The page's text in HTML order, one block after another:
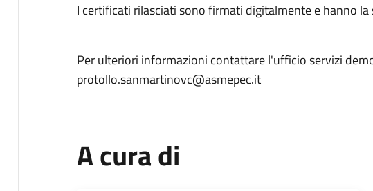
I certificati rilasciati sono firmati digitalmente e hanno
Per ulteriori informazioni contattare l'ufficio servizi
protollo.sanmartinovc@asmepec.it
A cura di